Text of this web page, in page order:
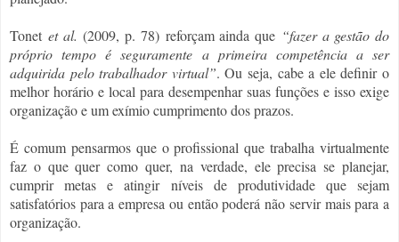
Tonet et al. (2009, p. 78) reforçam ainda que “fazer a gestão do
próprio tempo é seguramente a primeira competência a ser
adquirida pelo trabalhador virtual”. Ou seja, cabe a ele definir o
melhor horário e local para desempenhar suas funções e isso exige
organização e um exímio cumprimento dos prazos.
É comum pensarmos que o profissional que trabalha virtualmente
faz o que quer como quer, na verdade, ele precisa se planejar,
cumprir metas e atingir níveis de produtividade que sejam
satisfatórios para a empresa ou então poderá não servir mais para a
organização.